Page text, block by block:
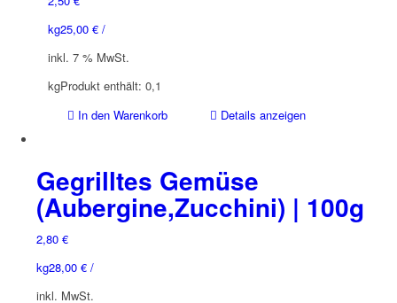
25,00 €/
kg
inkl. 7 % MwSt.
Produkt enthält: 0,1
kg
In den Warenkorb
Details anzeigen
Gegrilltes Gemüse
(Aubergine,Zucchini) | 100g
2,80 €
28,00 €/
kg
inkl. MwSt.